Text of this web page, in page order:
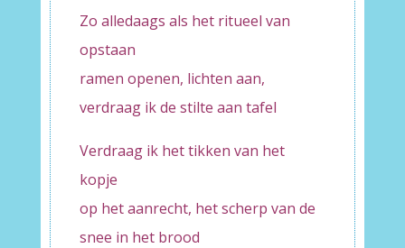
Zo alledaags als het ritueel van
opstaan
ramen openen, lichten aan,
verdraag ik de stilte aan tafel
Verdraag ik het tikken van het
kopje
op het aanrecht, het scherp van de
snee in het brood